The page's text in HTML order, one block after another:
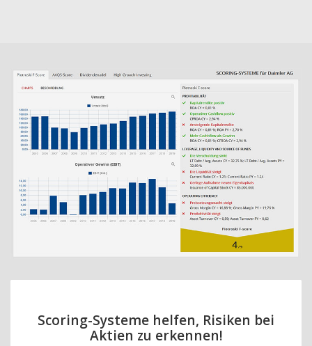
Scoring-Systeme helfen, Risiken bei
Aktien zu erkennen!